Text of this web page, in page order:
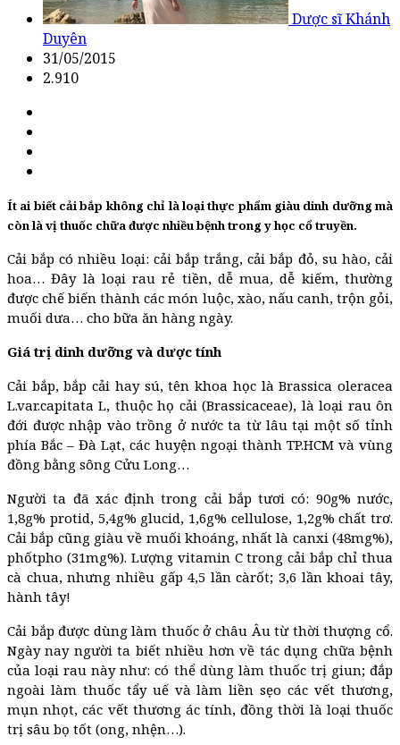
Dược sĩ Khánh
Duyên
31/05/2015
2.910
Ít ai biết cải bắp không chỉ là loại thực phẩm giàu dinh dưỡng mà
còn là vị thuốc chữa được nhiều bệnh trong y học cổ truyền.
Cải bắp có nhiều loại: cải bắp trắng, cải bắp đỏ, su hào, cải
hoa… Đây là loại rau rẻ tiền, dễ mua, dễ kiếm, thường
được chế biến thành các món luộc, xào, nấu canh, trộn gỏi,
muối dưa… cho bữa ăn hàng ngày.
Giá trị dinh dưỡng và dược tính
Cải bắp, bắp cải hay sú, tên khoa học là Brassica oleracea
L.var.capitata L, thuộc họ cải (Brassicaceae), là loại rau ôn
đới được nhập vào trồng ở nước ta từ lâu tại một số tỉnh
phía Bắc – Đà Lạt, các huyện ngoại thành TP.HCM và vùng
đồng bằng sông Cửu Long…
Người ta đã xác định trong cải bắp tươi có: 90g% nước,
1,8g% protid, 5,4g% glucid, 1,6g% cellulose, 1,2g% chất trơ.
Cải bắp cũng giàu về muối khoáng, nhất là canxi (48mg%),
phốtpho (31mg%). Lượng vitamin C trong cải bắp chỉ thua
cà chua, nhưng nhiều gấp 4,5 lần càrốt; 3,6 lần khoai tây,
hành tây!
Cải bắp được dùng làm thuốc ở châu Âu từ thời thượng cổ.
Ngày nay người ta biết nhiều hơn về tác dụng chữa bệnh
của loại rau này như: có thể dùng làm thuốc trị giun; đắp
ngoài làm thuốc tẩy uế và làm liền sẹo các vết thương,
mụn nhọt, các vết thương ác tính, đồng thời là loại thuốc
trị sâu bọ tốt (ong, nhện…).